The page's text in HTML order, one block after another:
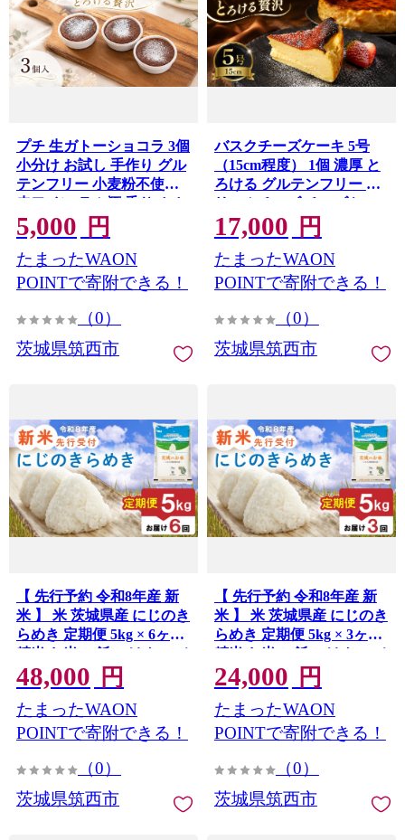
プチ 生ガトーショコラ 3個
小分け お試し 手作り グル
テンフリー 小麦粉不使用
赤ワイン ラム酒 香り カカ
オ ガトーショコラ カップ
ケーキ 濃厚 ミニ ケーキ チ
ョコ チョコレート ショコ
ラ 誕生日 バースデーケー
ス クリスマスケーキ 関東
5,000 円
たまったWAON
POINTで寄附できる！
（0）
茨城県筑西市
バスクチーズケーキ 5号
（15cm程度） 1個 濃厚 と
ろける グルテンフリー ク
リームチーズ チーズケー
キ スイーツコンテスト 日
本一 手作り ケーキ 卵 生ク
リーム バター 誕生日 バー
スデーケーキ 誕生日ケー
ケーキ チーズ 茨城 筑西 関
17,000 円
たまったWAON
POINTで寄附できる！
（0）
茨城県筑西市
【 先行予約 令和8年産 新
米 】 米 茨城県産 にじのき
らめき 定期便 5kg × 6ヶ月
精米 お米 ご飯 ごはん コメ
白米 ライス ニジノキラメ
キ 新米5kg 六ヶ月 6か月
六か月 銘柄米 茨城県 2026
年度 8年度 kome okome て
連続 国産 産地直送 関東 茨
48,000 円
たまったWAON
POINTで寄附できる！
（0）
茨城県筑西市
【 先行予約 令和8年産 新
米 】 米 茨城県産 にじのき
らめき 定期便 5kg × 3ヶ月
精米 お米 ご飯 ごはん コメ
白米 ライス ニジノキラメ
キ 新米5kg 三ヶ月 3か月
三か月 銘柄米 茨城県 2026
年度 8年度 kome okome て
連続 国産 産地直送 関東 茨
24,000 円
たまったWAON
POINTで寄附できる！
（0）
茨城県筑西市